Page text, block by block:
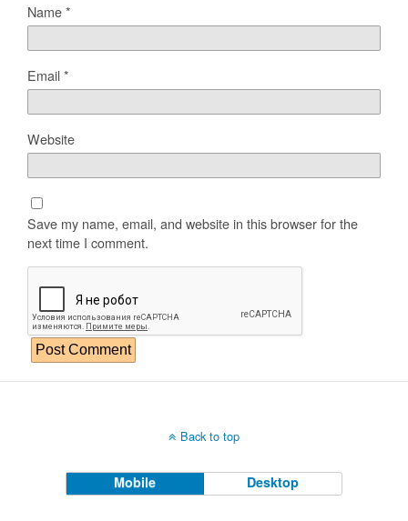
Name*
Email*
Website
Save my name, email, and website in this browser for the
next time I comment.
Back to top
Mobile Desktop